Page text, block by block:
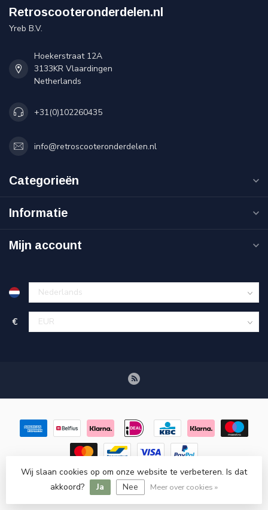
Retroscooteronderdelen.nl
Yreb B.V.
Hoekerstraat 12A
3133KR Vlaardingen
Netherlands
+31(0)102260435
info@retroscooteronderdelen.nl
Categorieën
Informatie
Mijn account
€
© Copyright 2026 Retroscooteronderdelen.nl- Powered by
Lightspeed
Lightspeed designbyDyvelopment
Wij slaan cookies op om onze website te verbeteren. Is dat
akkoord?
Ja Nee Meer over cookies »